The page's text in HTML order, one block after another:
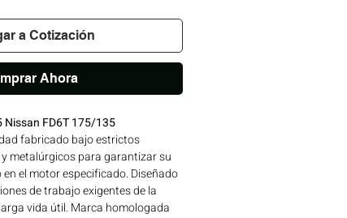
a Cotización
Ahora
FD6T 175/135
fabricado bajo estrictos
metalúrgicos para garantizar su
el motor especificado. Diseñado
de trabajo exigentes de la
vida útil. Marca homologada